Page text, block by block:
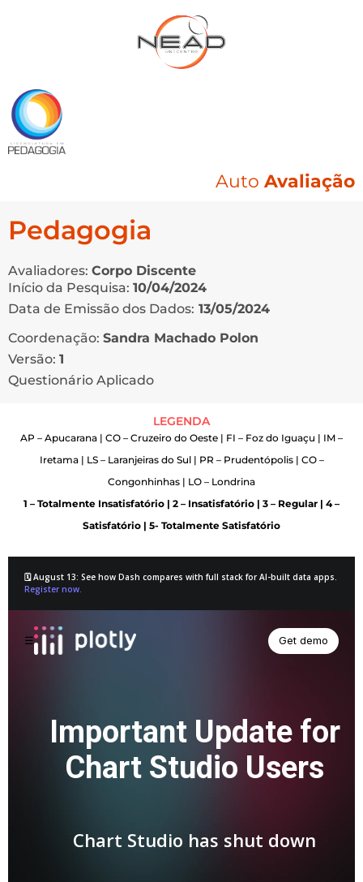
Auto Avaliação
Pedagogia
Avaliadores: Corpo Discente
Início da Pesquisa: 10/04/2024
Data de Emissão dos Dados: 13/05/2024
Coordenação: Sandra Machado Polon
Versão: 1
Questionário Aplicado
LEGENDA
AP – Apucarana | CO – Cruzeiro do Oeste | FI – Foz do Iguaçu | IM –
Iretama | LS – Laranjeiras do Sul | PR – Prudentópolis | CO –
Congonhinhas | LO – Londrina
1 – Totalmente Insatisfatório | 2 – Insatisfatório | 3 – Regular | 4 –
Satisfatório | 5- Totalmente Satisfatório